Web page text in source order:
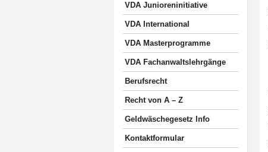
VDA Junioreninitiative
VDA International
VDA Masterprogramme
VDA Fachanwaltslehrgänge
Berufsrecht
Recht von A – Z
Geldwäschegesetz Info
Kontaktformular